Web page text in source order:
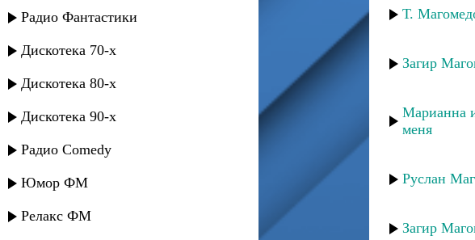
Радио Фантастики
Дискотека 70-х
Дискотека 80-х
Дискотека 90-х
Радио Comedy
Юмор ФМ
Релакс ФМ
Т.
Загир
Марианна
меня
Руслан
Загир